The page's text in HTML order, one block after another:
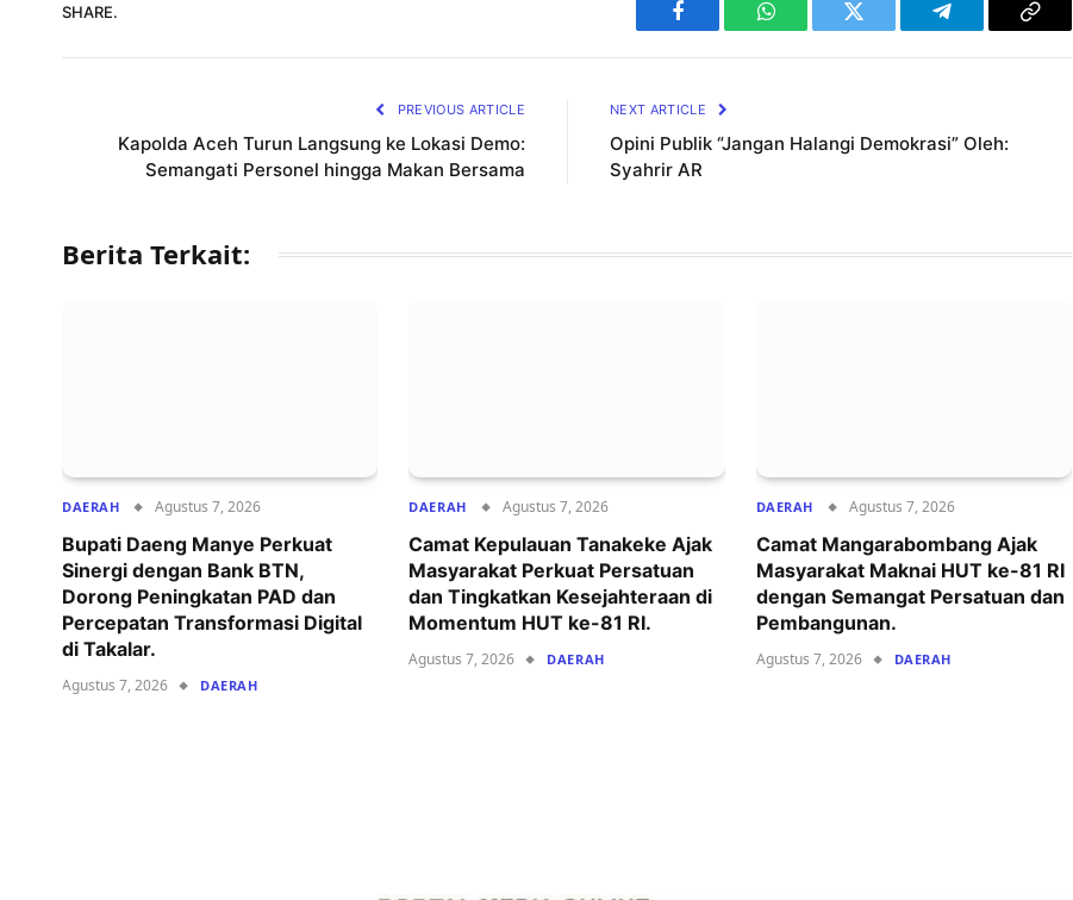
SHARE.
Facebook WhatsAppTwitter Telegram Copy
PREVIOUS ARTICLE
Kapolda Aceh Turun Langsung ke Lokasi Demo:
Semangati Personel hingga Makan Bersama
NEXT ARTICLE
Opini Publik “Jangan Halangi Demokrasi” Oleh:
Syahrir AR
Berita Terkait:
DAERAH Agustus 7, 2026
Bupati Daeng Manye Perkuat
Sinergi dengan Bank BTN,
Dorong Peningkatan PAD dan
Percepatan Transformasi Digital
di Takalar.
Agustus 7, 2026 DAERAH
DAERAH Agustus 7, 2026
Camat Kepulauan Tanakeke Ajak
Masyarakat Perkuat Persatuan
dan Tingkatkan Kesejahteraan di
Momentum HUT ke-81 RI.
Agustus 7, 2026 DAERAH
DAERAH Agustus 7, 2026
Camat Mangarabombang Ajak
Masyarakat Maknai HUT ke-81 RI
dengan Semangat Persatuan dan
Pembangunan.
Agustus 7, 2026 DAERAH